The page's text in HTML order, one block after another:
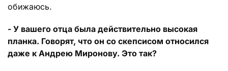
обижаюсь.
- У вашего отца была действительно высокая
планка. Говорят, что он со скепсисом относился
даже к Андрею Миронову. Это так?